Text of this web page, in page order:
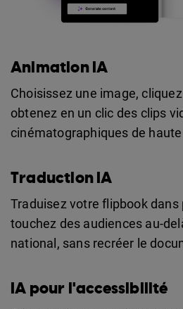
Animation IA
Choisissez une image,
obtenez en un clic des clips
cinématographiques de
Traduction IA
Traduisez votre flipbook
touchez des audiences au-
national, sans recréer le
IA pour l'accessibilité